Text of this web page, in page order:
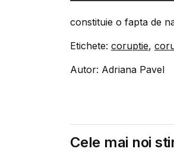
constituie o fapta de
Etichete: coruptie,
Autor: Adriana Pavel
Cele mai noi